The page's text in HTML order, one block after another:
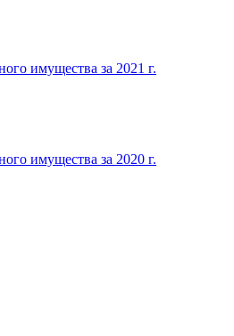
имущества за 2021 г.
имущества за 2020 г.